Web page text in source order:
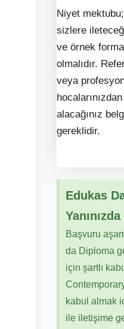
Niyet
sizlere
ve örnek
olmalıdır.
veya
alacağınız
gereklidir.
Edukas
Yanınızda
Başvuru
da Diploma
için şartlı
kabul almak
ile iletişime